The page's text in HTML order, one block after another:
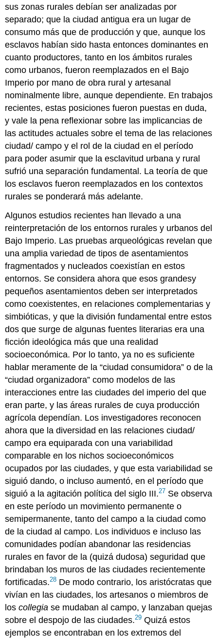
sus zonas rurales debían ser analizadas por
separado; que la ciudad antigua era un lugar de
consumo más que de producción y que, aunque los
esclavos habían sido hasta entonces dominantes en
cuanto productores, tanto en los ámbitos rurales
como urbanos, fueron reemplazados en el Bajo
Imperio por mano de obra rural y artesanal
nominalmente libre, aunque dependiente. En trabajos
recientes, estas posiciones fueron puestas en duda,
y vale la pena reflexionar sobre las implicancias de
las actitudes actuales sobre el tema de las relaciones
ciudad/ campo y el rol de la ciudad en el período
para poder asumir que la esclavitud urbana y rural
sufrió una separación fundamental. La teoría de que
los esclavos fueron reemplazados en los contextos
rurales se ponderará más adelante.
Algunos estudios recientes han llevado a una
reinterpretación de los entornos rurales y urbanos del
Bajo Imperio. Las pruebas arqueológicas revelan que
una amplia variedad de tipos de asentamientos
fragmentados y nucleados coexistían en estos
entornos. Se considera ahora que esos grandesy
pequeños asentamientos deben ser interpretados
como coexistentes, en relaciones complementarias y
simbióticas, y que la división fundamental entre estos
dos que surge de algunas fuentes literarias era una
ficción ideológica más que una realidad
socioeconómica. Por lo tanto, ya no es suficiente
hablar meramente de la “ciudad consumidora” o de la
“ciudad organizadora” como modelos de las
interacciones entre las ciudades del imperio del que
eran parte, y las áreas rurales de cuya producción
agrícola dependían. Los investigadores reconocen
ahora que la diversidad en las relaciones ciudad/
campo era equiparada con una variabilidad
comparable en los nichos socioeconómicos
ocupados por las ciudades, y que esta variabilidad se
siguió dando, o incluso aumentó, en el período que
siguió a la agitación política del siglo III.27 Se observa
en este período un movimiento permanente o
semipermanente, tanto del campo a la ciudad como
de la ciudad al campo. Los individuos e incluso las
comunidades podían abandonar las residencias
rurales en favor de la (quizá dudosa) seguridad que
brindaban los muros de las ciudades recientemente
fortificadas.28 De modo contrario, los aristócratas que
vivían en las ciudades, los artesanos o miembros de
loscollegiase mudaban al campo, y lanzaban quejas
sobre el despojo de las ciudades.29 Quizá estos
ejemplos se encontraban en los extremos del